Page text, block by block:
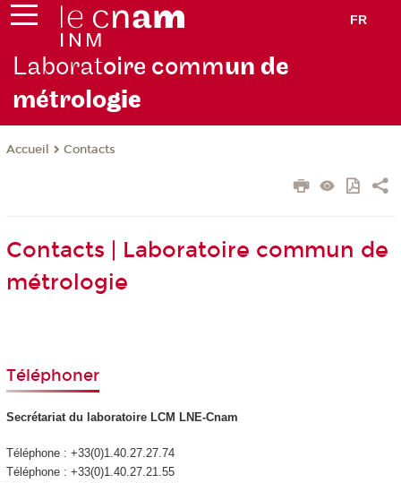
FR
Laboratoire commun de
métrologie
Accueil Contacts
Contacts | Laboratoire commun de
métrologie
Téléphoner
Secrétariat du laboratoire LCM LNE-Cnam
Téléphone : +33(0)1.40.27.27.74
Téléphone : +33(0)1.40.27.21.55